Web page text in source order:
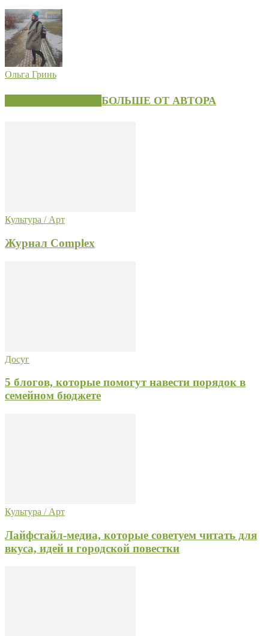
Ольга Гринь
БОЛЬШЕ ОТ АВТОРА
Культура / Арт
Журнал Complex
Досуг
5 блогов, которые помогут навести порядок в
семейном бюджете
Культура / Арт
Лайфстайл-медиа, которые советуем читать для
вкуса, идей и городской повестки